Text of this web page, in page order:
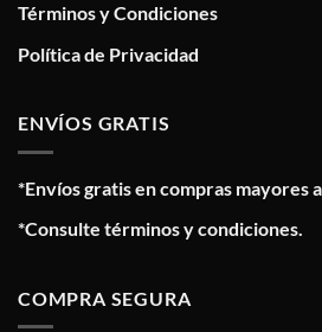
Términos y Condiciones
Política de Privacidad
ENVÍOS GRATIS
*Envíos gratis en compras mayores
*Consulte términos y condiciones.
COMPRA SEGURA